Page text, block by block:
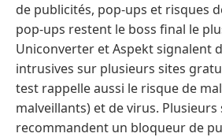
de publicités, pop-ups et risques
pop-ups restent le boss final le
Uniconverter et Aspekt signalent
intrusives sur plusieurs sites
test rappelle aussi le risque de
malveillants) et de virus. Plusieurs
recommandent un bloqueur de